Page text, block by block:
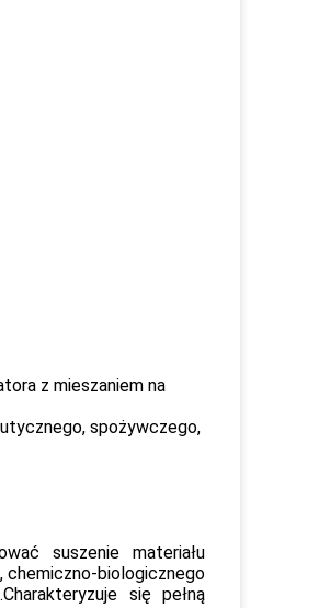
z mieszaniem na
spożywczego,
suszenie materiału
chemiczno-biologicznego
się pełną